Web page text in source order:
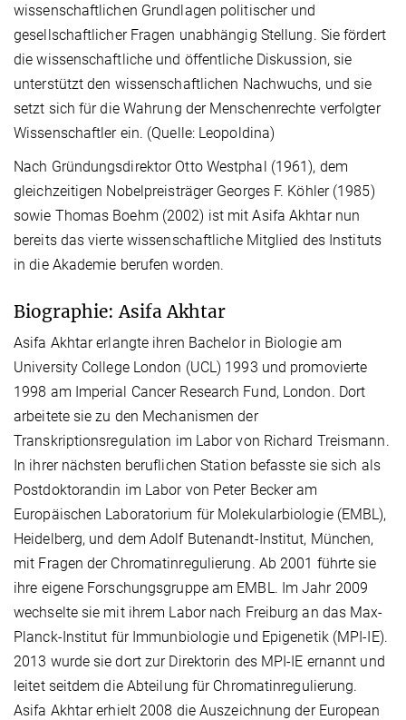
wissenschaftlichen Grundlagen politischer und
gesellschaftlicher Fragen unabhängig Stellung. Sie fördert
die wissenschaftliche und öffentliche Diskussion, sie
unterstützt den wissenschaftlichen Nachwuchs, und sie
setzt sich für die Wahrung der Menschenrechte verfolgter
Wissenschaftler ein. (Quelle: Leopoldina)
Nach Gründungsdirektor Otto Westphal (1961), dem
gleichzeitigen Nobelpreisträger Georges F. Köhler (1985)
sowie Thomas Boehm (2002) ist mit Asifa Akhtar nun
bereits das vierte wissenschaftliche Mitglied des Instituts
in die Akademie berufen worden.
Biographie: Asifa Akhtar
Asifa Akhtar erlangte ihren Bachelor in Biologie am
University College London (UCL) 1993 und promovierte
1998 am Imperial Cancer Research Fund, London. Dort
arbeitete sie zu den Mechanismen der
Transkriptionsregulation im Labor von Richard Treismann.
In ihrer nächsten beruflichen Station befasste sie sich als
Postdoktorandin im Labor von Peter Becker am
Europäischen Laboratorium für Molekularbiologie (EMBL),
Heidelberg, und dem Adolf Butenandt-Institut, München,
mit Fragen der Chromatinregulierung. Ab 2001 führte sie
ihre eigene Forschungsgruppe am EMBL. Im Jahr 2009
wechselte sie mit ihrem Labor nach Freiburg an das Max-
Planck-Institut für Immunbiologie und Epigenetik (MPI-IE).
2013 wurde sie dort zur Direktorin des MPI-IE ernannt und
leitet seitdem die Abteilung für Chromatinregulierung.
Asifa Akhtar erhielt 2008 die Auszeichnung der European